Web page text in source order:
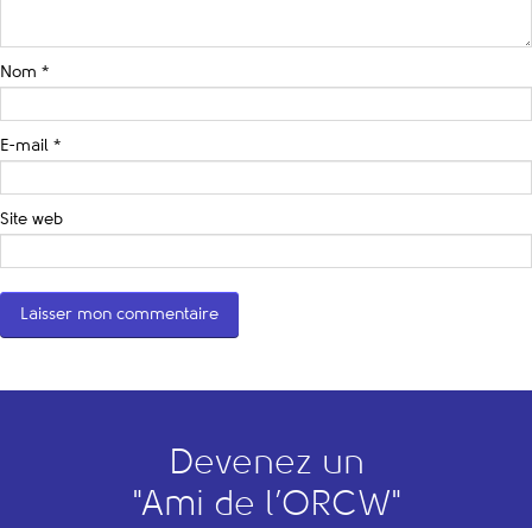
Nom *
E-mail *
Site web
Devenez un
"Ami de l’ORCW"